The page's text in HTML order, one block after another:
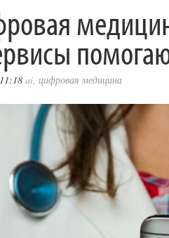
ai, цифровая медицина